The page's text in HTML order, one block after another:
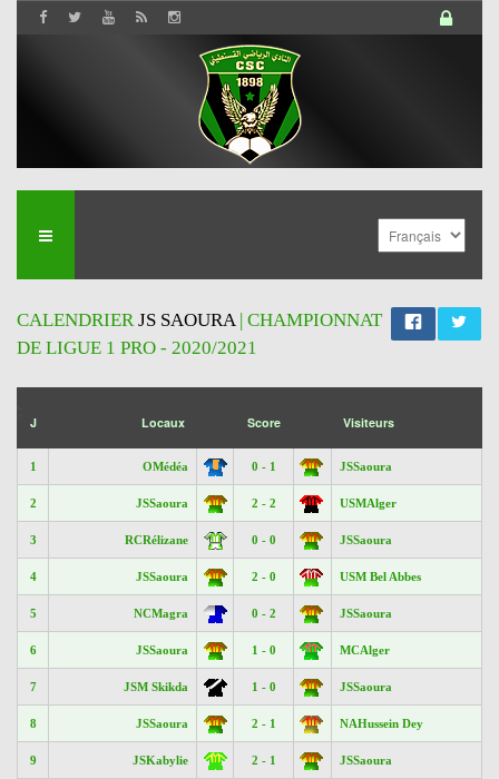
CALENDRIERJS SAOURA| CHAMPIONNAT
DE LIGUE 1 PRO - 2020/2021
J Locaux Score Visiteurs
1 OMédéa 0 - 1 JSSaoura
2 JSSaoura 2 - 2 USMAlger
3 RCRélizane 0 - 0 JSSaoura
4 JSSaoura 2 - 0 USM Bel Abbes
5 NCMagra 0 - 2 JSSaoura
6 JSSaoura 1 - 0 MCAlger
7 JSM Skikda 1 - 0 JSSaoura
8 JSSaoura 2 - 1 NAHussein Dey
9 JSKabylie 2 - 1 JSSaoura